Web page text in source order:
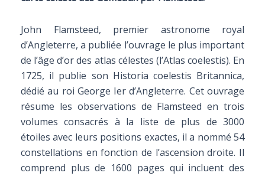
John Flamsteed, premier astronome royal
d’Angleterre, a publiée l’ouvrage le plus important
de l’âge d’or des atlas célestes (l’Atlas coelestis). En
1725, il publie son Historia coelestis Britannica,
dédié au roi George Ier d’Angleterre. Cet ouvrage
résume les observations de Flamsteed en trois
volumes consacrés à la liste de plus de 3000
étoiles avec leurs positions exactes, il a nommé 54
constellations en fonction de l’ascension droite. Il
comprend plus de 1600 pages qui incluent des